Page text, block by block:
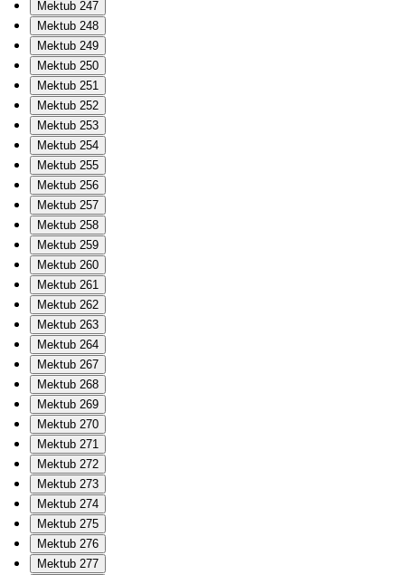
Mektub 247
Mektub 248
Mektub 249
Mektub 250
Mektub 251
Mektub 252
Mektub 253
Mektub 254
Mektub 255
Mektub 256
Mektub 257
Mektub 258
Mektub 259
Mektub 260
Mektub 261
Mektub 262
Mektub 263
Mektub 264
Mektub 267
Mektub 268
Mektub 269
Mektub 270
Mektub 271
Mektub 272
Mektub 273
Mektub 274
Mektub 275
Mektub 276
Mektub 277